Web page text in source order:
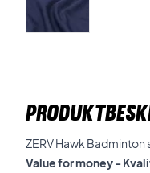
ZERV Hawk
Value for money -